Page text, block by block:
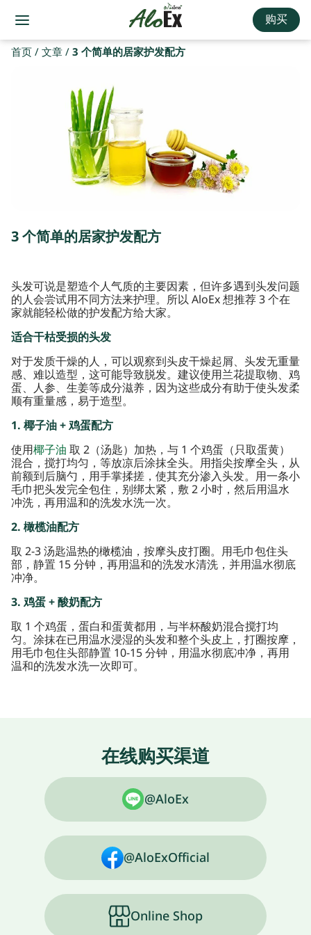
购买
首页/文章/3 个简单的居家护发配方
3 个简单的居家护发配方
头发可说是塑造个人气质的主要因素，但许多遇到头发问题
的人会尝试用不同方法来护理。所以 AloEx 想推荐 3 个在
家就能轻松做的护发配方给大家。
适合干枯受损的头发
对于发质干燥的人，可以观察到头皮干燥起屑、头发无重量
感、难以造型，这可能导致脱发。建议使用兰花提取物、鸡
蛋、人参、生姜等成分滋养，因为这些成分有助于使头发柔
顺有重量感，易于造型。
1. 椰子油 + 鸡蛋配方
使用椰子油 取 2（汤匙）加热，与 1 个鸡蛋（只取蛋黄）
混合，搅打均匀，等放凉后涂抹全头。用指尖按摩全头，从
前额到后脑勺，用手掌揉搓，使其充分渗入头发。用一条小
毛巾把头发完全包住，别绑太紧，敷 2 小时，然后用温水
冲洗，再用温和的洗发水洗一次。
2. 橄榄油配方
取 2-3 汤匙温热的橄榄油，按摩头皮打圈。用毛巾包住头
部，静置 15 分钟，再用温和的洗发水清洗，并用温水彻底
冲净。
3. 鸡蛋 + 酸奶配方
取 1 个鸡蛋，蛋白和蛋黄都用，与半杯酸奶混合搅打均
匀。涂抹在已用温水浸湿的头发和整个头皮上，打圈按摩，
用毛巾包住头部静置 10-15 分钟，用温水彻底冲净，再用
温和的洗发水洗一次即可。
在线购买渠道
@AloEx
@AloExOfficial
Online Shop